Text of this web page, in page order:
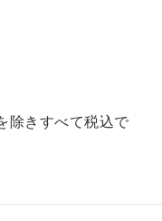
除きすべて税込で